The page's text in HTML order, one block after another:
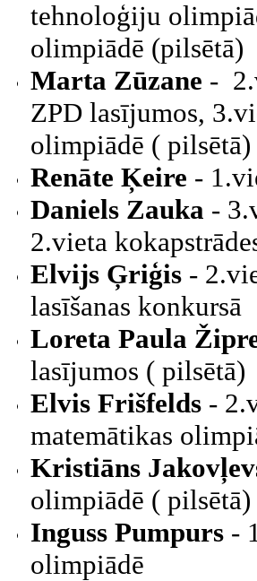
tehnoloģiju
olimpiādē (pilsētā)
Marta Zūzane -
ZPD lasījumos,
olimpiādē ( pilsētā)
Renāte Ķeire -
Daniels Zauka -
2.vieta
Elvijs Ģriģis -
lasīšanas konkursā
Loreta Paula
lasījumos ( pilsētā)
Elvis Frišfelds -
matemātikas
Kristiāns
olimpiādē ( pilsētā)
Inguss Pumpurs -
olimpiādē